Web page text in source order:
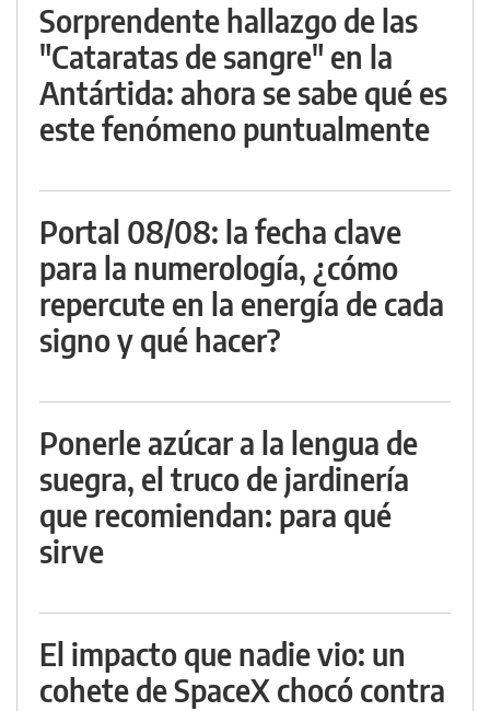
Sorprendente hallazgo de las
"Cataratas de sangre" en la
Antártida: ahora se sabe qué es
este fenómeno puntualmente
Portal 08/08: la fecha clave
para la numerología, ¿cómo
repercute en la energía de cada
signo y qué hacer?
Ponerle azúcar a la lengua de
suegra, el truco de jardinería
que recomiendan: para qué
sirve
El impacto que nadie vio: un
cohete de SpaceX chocó contra